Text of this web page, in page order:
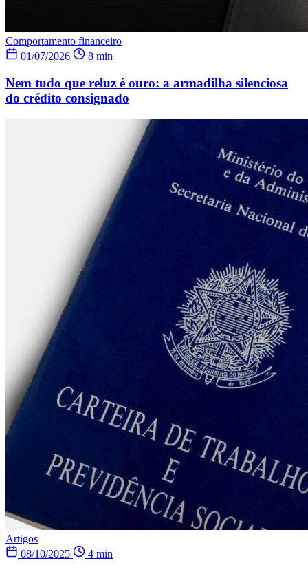
Comportamento financeiro
01/07/2026
8 min
Nem tudo que reluz é ouro: a armadilha silenciosa
do crédito consignado
Artigos
08/10/2025
4 min